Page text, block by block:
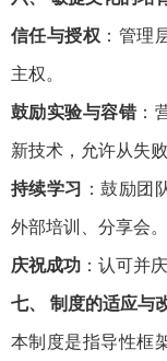
信任与授权 ：管理
主权。
鼓励实验与容错 ：
新技术，允许从失败
持续学习 ：鼓励团
外部培训、分享会。
庆祝成功 ：认可并
七、 制度的适应与
本制度是指导性框